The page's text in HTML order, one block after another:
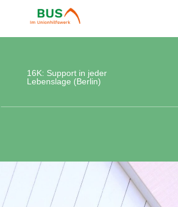
16K: Support in jeder
Lebenslage (Berlin)